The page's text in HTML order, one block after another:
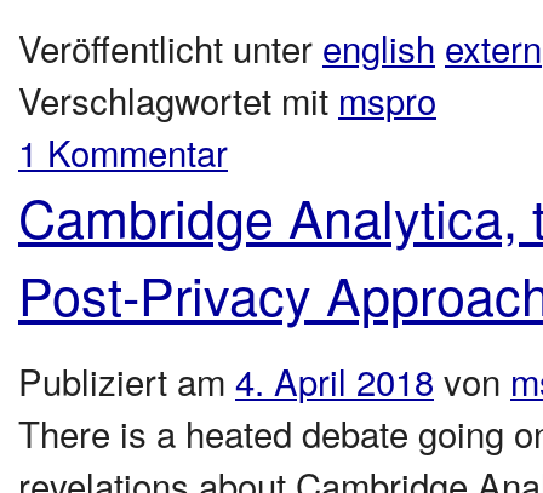
Veröffentlicht unter english extern
Verschlagwortet mit mspro
1 Kommentar
Cambridge
Post-Privacy
Publiziert am 4. April 2018 von
There is a heated debate going